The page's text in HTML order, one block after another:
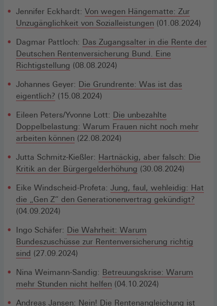
Jennifer Eckhardt: Von wegen Hängematte: Zur
Unzugänglichkeit von Sozialleistungen (01.08.2024)
Dagmar Pattloch: Das Zugangsalter in die Rente der
Deutschen Rentenversicherung Bund. Eine
Richtigstellung (08.08.2024)
Johannes Geyer: Die Grundrente: Was ist das
eigentlich? (15.08.2024)
Eileen Peters/Yvonne Lott: Die unbezahlte
Doppelbelastung: Warum Frauen nicht noch mehr
arbeiten können (22.08.2024)
Jutta Schmitz-Kießler: Hartnäckig, aber falsch: Die
Kritik an der Bürgergelderhöhung (30.08.2024)
Eike Windscheid-Profeta: Jung, faul, wehleidig: Hat
die „Gen Z“ den Generationenvertrag gekündigt?
(04.09.2024)
Ingo Schäfer: Die Wahrheit: Warum
Bundeszuschüsse zur Rentenversicherung richtig
sind (27.09.2024)
Nina Weimann-Sandig: Betreuungskrise: Warum
mehr Stunden nicht helfen (04.10.2024)
Andreas Jansen: Nein! Die Rentenangleichung ist